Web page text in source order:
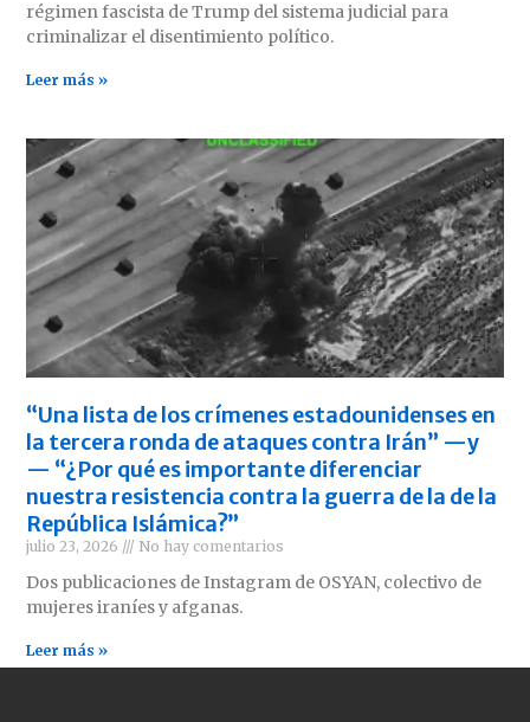
régimen fascista de Trump del sistema judicial para
criminalizar el disentimiento político.
Leer más »
“Una lista de los crímenes estadounidenses en
la tercera ronda de ataques contra Irán” —y
— “¿Por qué es importante diferenciar
nuestra resistencia contra la guerra de la de la
República Islámica?”
julio 23, 2026 No hay comentarios
Dos publicaciones de Instagram de OSYAN, colectivo de
mujeres iraníes y afganas.
Leer más »